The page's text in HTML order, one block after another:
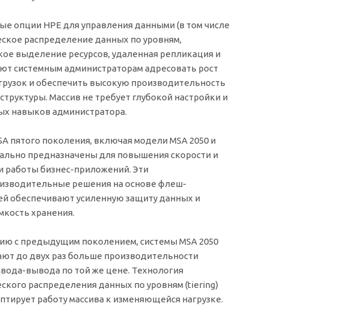
опции HPE для управления данными (в том числе
распределение данных по уровням,
выделение ресурсов, удаленная репликация и
системным администраторам адресовать рост
и обеспечить высокую производительность
Массив не требует глубокой настройки и
навыков администратора.
пятого поколения, включая модели MSA 2050 и
предназначены для повышения скорости и
работы бизнес-приложений. Эти
решения на основе флеш-
обеспечивают усиленную защиту данных и
хранения.
с предыдущим поколением, системы MSA 2050
до двух раз больше производительности
вывода по той же цене. Технология
распределения данных по уровням (tiering)
работу массива к изменяющейся нагрузке.